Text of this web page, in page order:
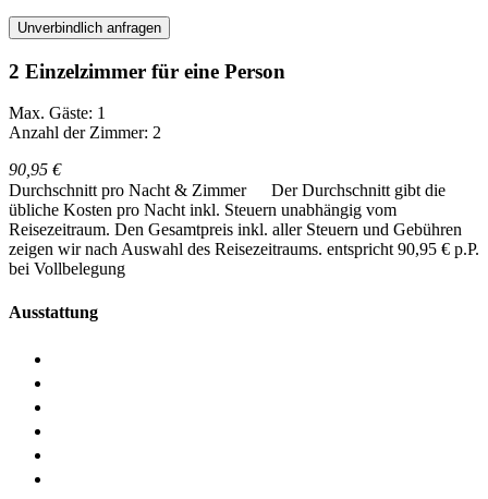
Unverbindlich anfragen
2 Einzelzimmer für eine Person
Max. Gäste: 1
Anzahl der Zimmer: 2
90,95 €
Durchschnitt pro Nacht & Zimmer
Der Durchschnitt gibt die
übliche Kosten pro Nacht inkl. Steuern unabhängig vom
Reisezeitraum. Den Gesamtpreis inkl. aller Steuern und Gebühren
zeigen wir nach Auswahl des Reisezeitraums. entspricht 90,95 € p.P.
bei Vollbelegung
Ausstattung